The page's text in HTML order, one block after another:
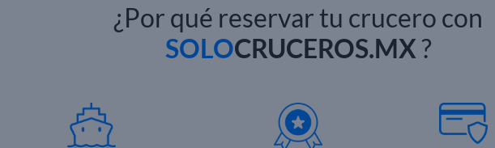
¿Por qué reservar tu crucero con
SOLOCRUCEROS.MX?